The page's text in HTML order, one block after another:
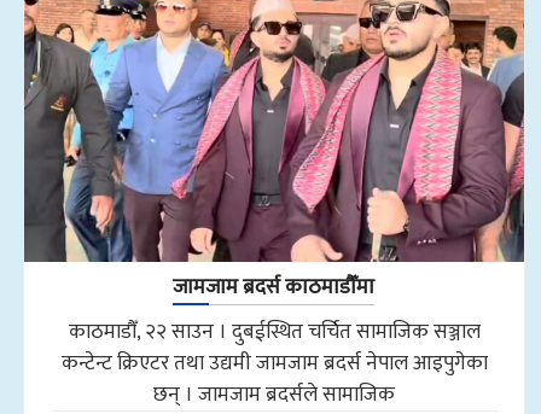
जामजाम ब्रदर्स काठमाडौँमा
काठमाडौँ, २२ साउन । दुबईस्थित चर्चित सामाजिक सञ्जाल
कन्टेन्ट क्रिएटर तथा उद्यमी जामजाम ब्रदर्स नेपाल आइपुगेका
छन् । जामजाम ब्रदर्सले सामाजिक